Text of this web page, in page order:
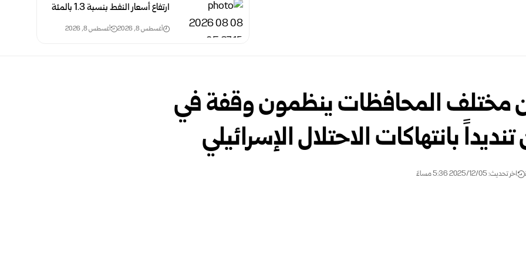
ارتفاع أسعار النفط بنسبة 1.3 بالمئة
أغسطس 8, 2026 أغسطس 8, 2026
مختلف المحافظات ينظمون وقفة في
بانتهاكات الاحتلال الإسرائيلي
اخر تحديث: 2025/12/05 5:36 مساءً